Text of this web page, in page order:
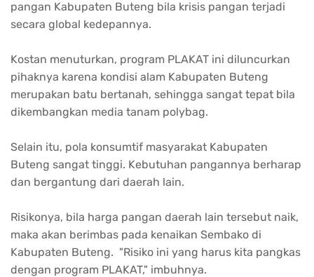
pangan Kabupaten Buteng bila krisis pangan terjadi
secara global kedepannya.
Kostan menuturkan, program PLAKAT ini diluncurkan
pihaknya karena kondisi alam Kabupaten Buteng
merupakan batu bertanah, sehingga sangat tepat bila
dikembangkan media tanam polybag.
Selain itu, pola konsumtif masyarakat Kabupaten
Buteng sangat tinggi. Kebutuhan pangannya berharap
dan bergantung dari daerah lain.
Risikonya, bila harga pangan daerah lain tersebut naik,
maka akan berimbas pada kenaikan Sembako di
Kabupaten Buteng. "Risiko ini yang harus kita pangkas
dengan program PLAKAT," imbuhnya.